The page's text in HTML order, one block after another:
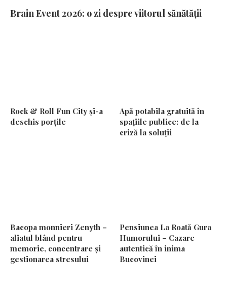
Brain Event 2026: o zi despre viitorul sănătății
Rock & Roll Fun City și-a
deschis porțile
Apă potabila gratuită în
spațiile publice: de la
criză la soluții
Bacopa monnieri Zenyth –
aliatul blând pentru
memorie, concentrare și
gestionarea stresului
Pensiunea La Roată Gura
Humorului – Cazare
autentică în inima
Bucovinei